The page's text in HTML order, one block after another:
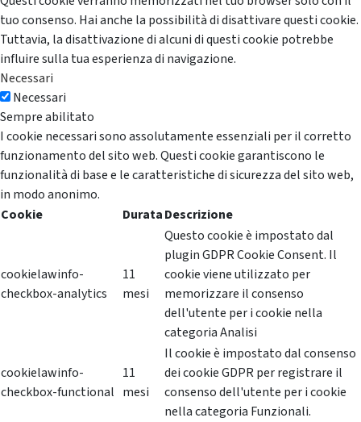
tuo consenso. Hai anche la possibilità di disattivare questi cookie.
Tuttavia, la disattivazione di alcuni di questi cookie potrebbe
influire sulla tua esperienza di navigazione.
Necessari
Necessari
Sempre abilitato
I cookie necessari sono assolutamente essenziali per il corretto
funzionamento del sito web. Questi cookie garantiscono le
funzionalità di base e le caratteristiche di sicurezza del sito web,
in modo anonimo.
Cookie
DurataDescrizione
cookielawinfo-
checkbox-analytics
11
mesi
Questo cookie è impostato dal
plugin GDPR Cookie Consent. Il
cookie viene utilizzato per
memorizzare il consenso
dell'utente per i cookie nella
categoria Analisi
cookielawinfo-
checkbox-functional
11
mesi
Il cookie è impostato dal consenso
dei cookie GDPR per registrare il
consenso dell'utente per i cookie
nella categoria Funzionali.